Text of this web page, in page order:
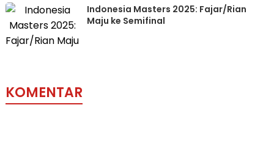
Indonesia Masters 2025: Fajar/Rian
Maju ke Semifinal
KOMENTAR